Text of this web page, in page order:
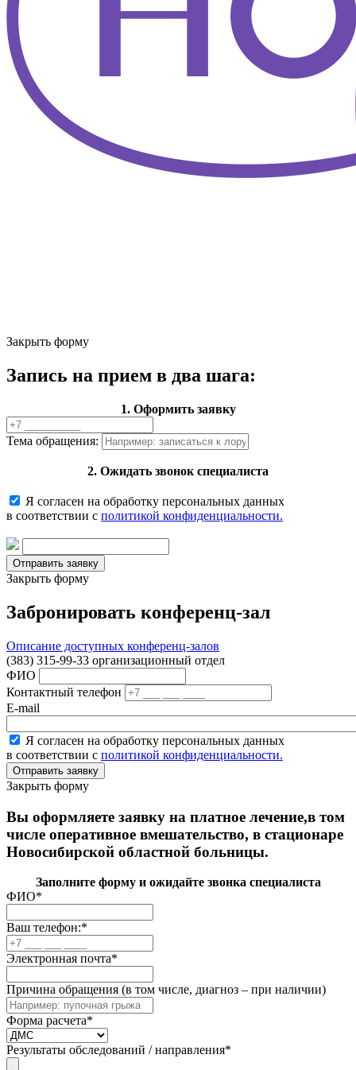
Закрыть форму
Запись на прием в два шага:
1. Оформить заявку
Тема обращения:
2. Ожидать звонок специалиста
Я согласен на обработку персональных данных
в соответствии с политикой конфиденциальности.
Закрыть форму
Забронировать конференц-зал
Описание доступных конференц-залов
(383) 315-99-33 организационный отдел
ФИО
Контактный телефон
E-mail
Я согласен на обработку персональных данных
в соответствии с политикой конфиденциальности.
Закрыть форму
Вы оформляете заявку на платное лечение,в том
числе оперативное вмешательство, в стационаре
Новосибирской областной больницы.
Заполните форму и ожидайте звонка специалиста
ФИО*
Ваш телефон:*
Электронная почта*
Причина обращения (в том числе, диагноз – при наличии)
Форма расчета*
Результаты обследований / направления*